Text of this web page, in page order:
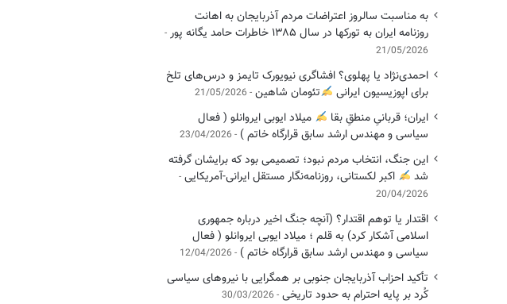
به مناسبت سالروز اعتراضات مردم آذربایجان به اهانت
روزنامه ایران به تورکها در سال ۱۳۸۵ خاطرات حامد یگانه پور
21/05/2026
احمدی‌نژاد یا پهلوی؟ افشاگری نیویورک تایمز و درس‌های تلخ
برای اپوزیسیون ایرانی
تئومان شاهین 21/05/2026
ایران؛ قربانیِ منطقِ بقا
میلاد ایوبی ایروانلو ( فعال
سیاسی ‌و مهندس ارشد سابق قرارگاه خاتم ) 23/04/2026
این جنگ، انتخاب مردم نبود؛ تصمیمی بود که برایشان گرفته
شد
اکبر لکستانی، روزنامه‌نگار مستقل ایرانی-آمریکایی
20/04/2026
اقتدار یا توهم اقتدار؟ (آنچه جنگ اخیر درباره جمهوری
اسلامی آشکار کرد) به قلم ؛ میلاد ایوبی ایروانلو ( فعال
سیاسی و مهندس ارشد سابق قرارگاه خاتم ) 12/04/2026
تأکید احزاب آذربایجان جنوبی بر همگرایی با نیروهای سیاسی
کُرد بر پایه احترام به حدود تاریخی 30/03/2026